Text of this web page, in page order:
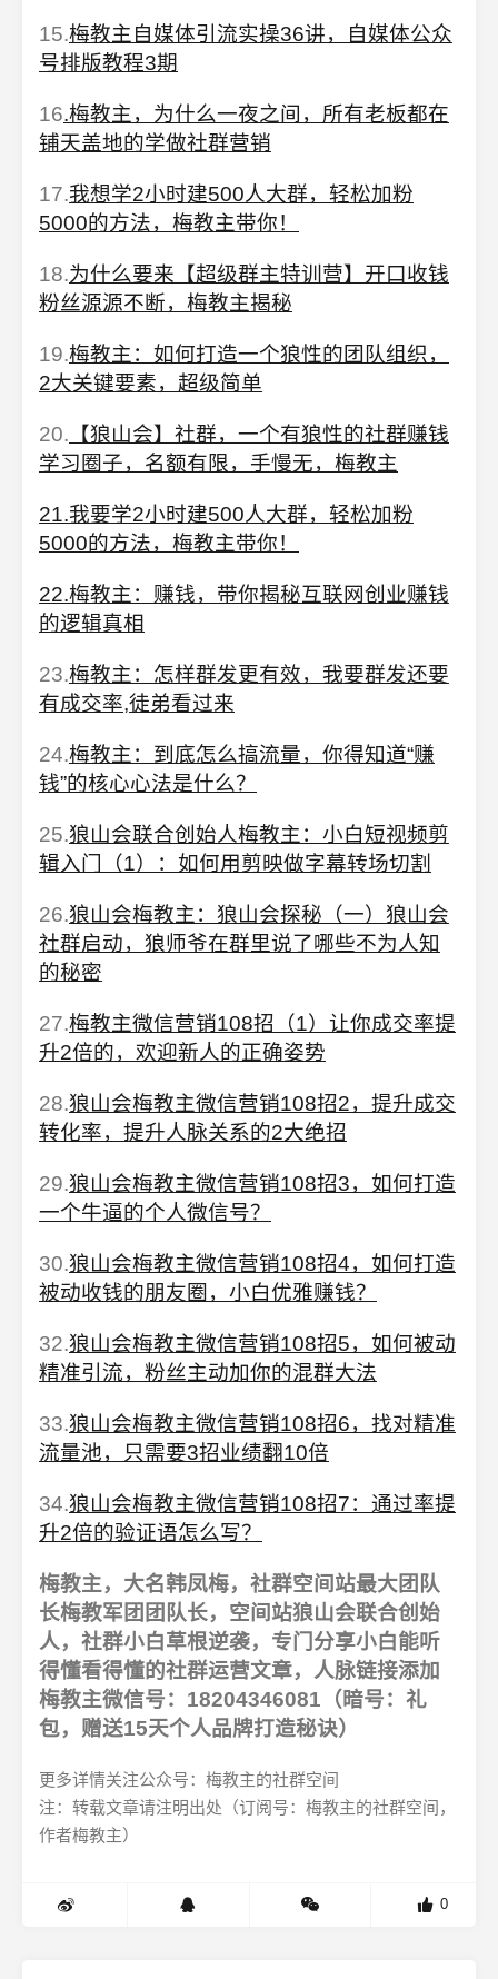
15.梅教主自媒体引流实操36讲，自媒体公众
号排版教程3期
16.梅教主，为什么一夜之间，所有老板都在
铺天盖地的学做社群营销
17.我想学2小时建500人大群，轻松加粉
5000的方法，梅教主带你！
18.为什么要来【超级群主特训营】开口收钱
粉丝源源不断，梅教主揭秘
19.梅教主：如何打造一个狼性的团队组织，
2大关键要素，超级简单
20. 【狼山会】社群，一个有狼性的社群赚钱
学习圈子，名额有限，手慢无，梅教主
21.我要学2小时建500人大群，轻松加粉
5000的方法，梅教主带你！
22.梅教主：赚钱，带你揭秘互联网创业赚钱
的逻辑真相
23.梅教主：怎样群发更有效，我要群发还要
有成交率,徒弟看过来
24.梅教主：到底怎么搞流量，你得知道“赚
钱”的核心心法是什么？
25.狼山会联合创始人梅教主：小白短视频剪
辑入门（1）：如何用剪映做字幕转场切割
26.狼山会梅教主：狼山会探秘（一）狼山会
社群启动，狼师爷在群里说了哪些不为人知
的秘密
27.梅教主微信营销108招（1）让你成交率提
升2倍的，欢迎新人的正确姿势
28.狼山会梅教主微信营销108招2，提升成交
转化率，提升人脉关系的2大绝招
29.狼山会梅教主微信营销108招3，如何打造
一个牛逼的个人微信号？
30.狼山会梅教主微信营销108招4，如何打造
被动收钱的朋友圈，小白优雅赚钱？
32.狼山会梅教主微信营销108招5，如何被动
精准引流，粉丝主动加你的混群大法
33.狼山会梅教主微信营销108招6，找对精准
流量池，只需要3招业绩翻10倍
34.狼山会梅教主微信营销108招7：通过率提
升2倍的验证语怎么写？
梅教主，大名韩凤梅，社群空间站最大团队
长梅教军团团队长，空间站狼山会联合创始
人，社群小白草根逆袭，专门分享小白能听
得懂看得懂的社群运营文章，人脉链接添加
梅教主微信号：18204346081（暗号：礼
包，赠送15天个人品牌打造秘诀）
更多详情关注公众号：梅教主的社群空间
注：转载文章请注明出处（订阅号：梅教主的社群空间，
作者梅教主）
0